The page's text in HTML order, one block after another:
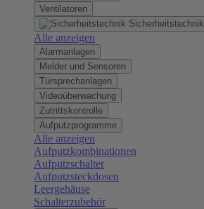
Ventilatoren
Sicherheitstechnik
Alle anzeigen
Alarmanlagen
Melder und Sensoren
Türsprechanlagen
Videoüberwachung
Zutrittskontrolle
Aufputzprogramme
Alle anzeigen
Aufputzkombinationen
Aufputzschalter
Aufputzsteckdosen
Leergehäuse
Schalterzubehör